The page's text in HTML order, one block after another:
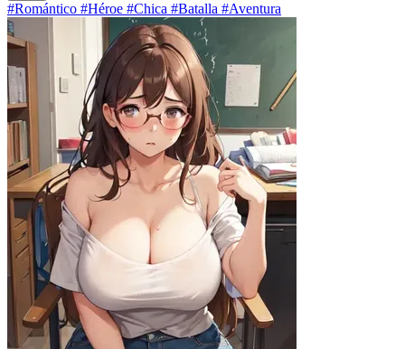
#Romántico #Héroe #Chica #Batalla #Aventura